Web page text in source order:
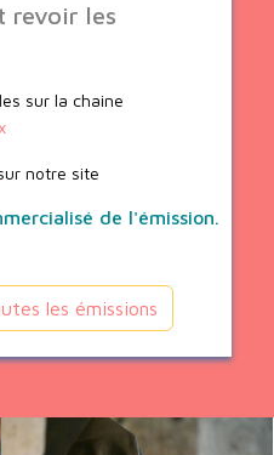
revoir les
sur la chaine
notre site
de l'émission.
les émissions